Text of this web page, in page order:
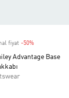
fiyat -50%
Advantage Base